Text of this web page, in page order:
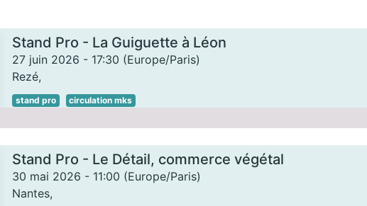
Stand Pro - La Guiguette à Léon
27 juin 2026 - 17:30 (Europe/Paris)
Rezé,
stand pro circulation mks
Stand Pro - Le Détail, commerce végétal
30 mai 2026 - 11:00 (Europe/Paris)
Nantes,